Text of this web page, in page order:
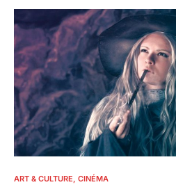
ART & CULTURE CINÉMA